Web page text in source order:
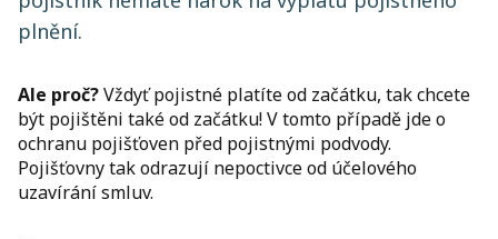
plnění.
Ale proč?Vždyť pojistné platíte od začátku, tak chcete
být pojištěni také od začátku! V tomto případě jde o
ochranu pojišťoven před pojistnými podvody.
Pojišťovny tak odrazují nepoctivce od účelového
uzavírání smluv.